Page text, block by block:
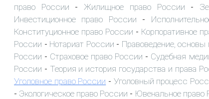
право России - Жилищное право России -
Инвестиционное право России -
Конституционное право России - Корпоративное
России - Нотариат России - Правоведение,
России - Страховое право России - Судебная
России - Теория и история государства и права
Уголовное право России - Уголовный процесс
- Экологическое право России - Ювенальное право